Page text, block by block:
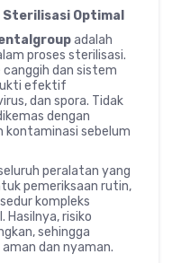
Sterilisasi Optimal
adalah
proses sterilisasi.
canggih dan sistem
efektif
dan spora. Tidak
dengan
sebelum
peralatan yang
pemeriksaan rutin,
kompleks
Hasilnya, risiko
sehingga
dan nyaman.